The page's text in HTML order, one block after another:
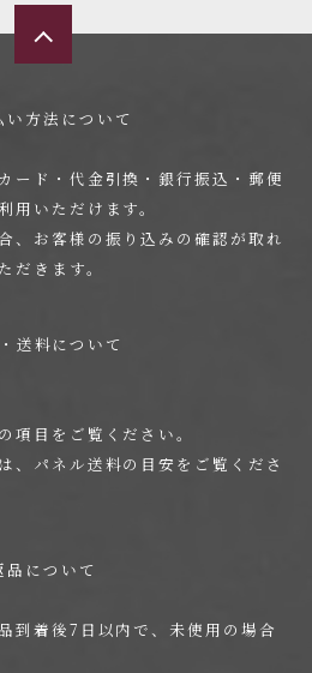
い方法について
ード・代金引換・銀行振込・郵便
用いただけます。
、お客様の振り込みの確認が取れ
だきます。
送料について
の項目をご覧ください。
、 パネル送料の目安 をご覧くださ
品について
到着後7日以内で、未使用の場合